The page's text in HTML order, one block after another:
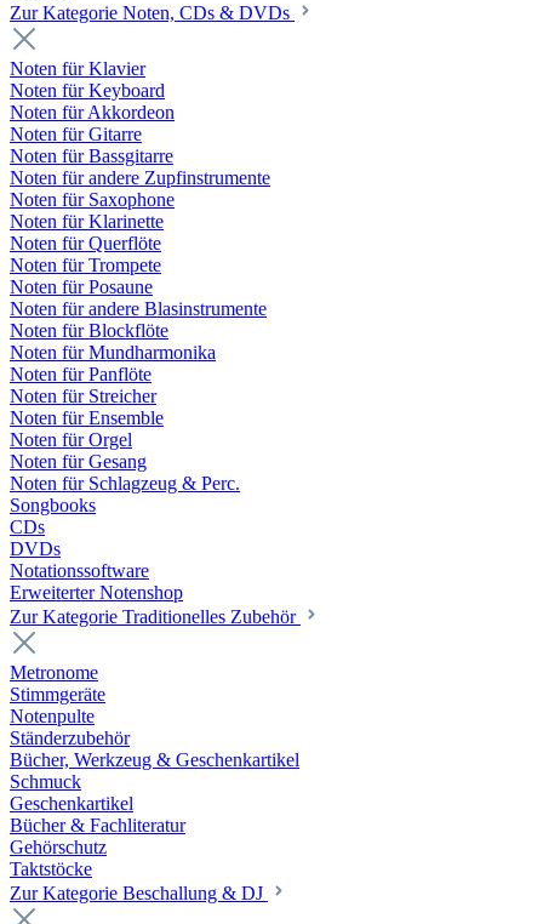
Zur Kategorie Noten, CDs & DVDs
Noten für Klavier
Noten für Keyboard
Noten für Akkordeon
Noten für Gitarre
Noten für Bassgitarre
Noten für andere Zupfinstrumente
Noten für Saxophone
Noten für Klarinette
Noten für Querflöte
Noten für Trompete
Noten für Posaune
Noten für andere Blasinstrumente
Noten für Blockflöte
Noten für Mundharmonika
Noten für Panflöte
Noten für Streicher
Noten für Ensemble
Noten für Orgel
Noten für Gesang
Noten für Schlagzeug & Perc.
Songbooks
CDs
DVDs
Notationssoftware
Erweiterter Notenshop
Zur Kategorie Traditionelles Zubehör
Metronome
Stimmgeräte
Notenpulte
Ständerzubehör
Bücher, Werkzeug & Geschenkartikel
Schmuck
Geschenkartikel
Bücher & Fachliteratur
Gehörschutz
Taktstöcke
Zur Kategorie Beschallung & DJ